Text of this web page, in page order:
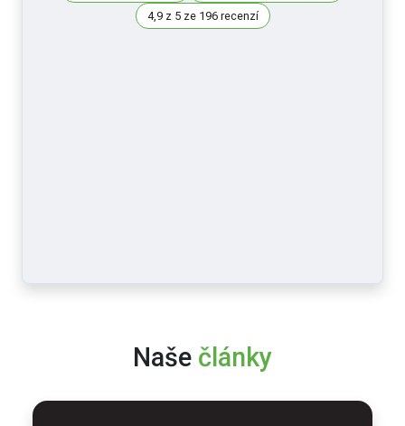
4,9 z 5 ze 196 recenzí
Naše články